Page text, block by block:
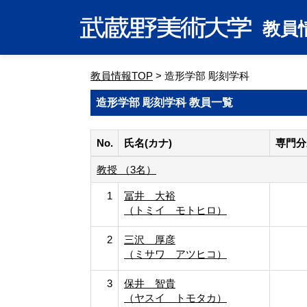
教員
教員情報TOP > 造形学部 彫刻学科
造形学部 彫刻学科 教員一覧
No. 氏名(カナ) 専門
教授 （3名）
1
冨井 大裕
（トミイ モトヒロ）
2
三沢 厚彦
（ミサワ アツヒコ）
3
保井 智貴
（ヤスイ トモタカ）